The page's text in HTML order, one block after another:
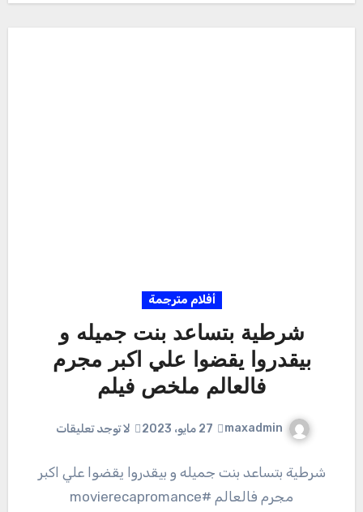
أفلام مترجمة
شرطية بتساعد بنت جميله و
بيقدروا يقضوا علي اكبر مجرم
فالعالم ملخص فيلم
maxadmin 27 مايو، 2023 لا توجد تعليقات
شرطية بتساعد بنت جميله و بيقدروا يقضوا علي اكبر
مجرم فالعالم #movierecapromance